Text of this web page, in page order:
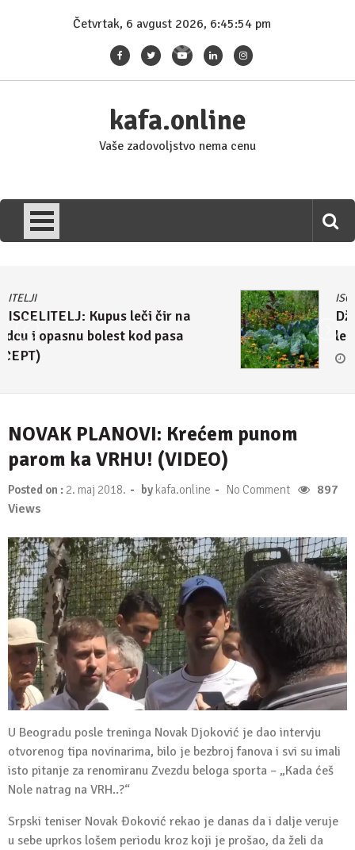
Četvrtak, 6 avgust 2026, 6:45:55 pm
kafa.online
Vaše zadovoljstvo nema cenu
Džulijan Eperli tvrdi: Kupus i rasol su
lek za homoseksualnost i autizam
NOVAK PLANOVI: Krećem punom
parom ka VRHU! (VIDEO)
Posted on : 2. maj 2018. - by kafa.online - No Comment
897
Views
U Beogradu posle treninga Novak Djoković je dao intervju
otvorenog tipa novinarima, bilo je bezbroj fanova i svi su imali
isto pitanje za renomiranu Zvezdu beloga sporta – „Kada ćeš
Nole natrag na VRH..?“
Srpski teniser Novak Đoković rekao je danas da i dalje veruje
u sebe uprkos lošem periodu kroz koji je prošao, da želi da